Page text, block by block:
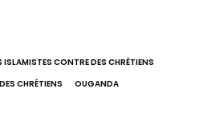
CONTRE DES CHRÉTIENS
CHRÉTIENS
OUGANDA